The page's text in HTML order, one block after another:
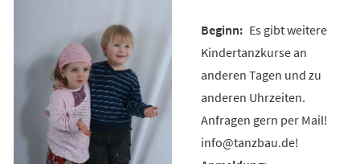
Es gibt weitere
Kindertanzkurse an
anderen Tagen und zu
anderen Uhrzeiten.
Anfragen gern per Mail!
info@tanzbau.de!